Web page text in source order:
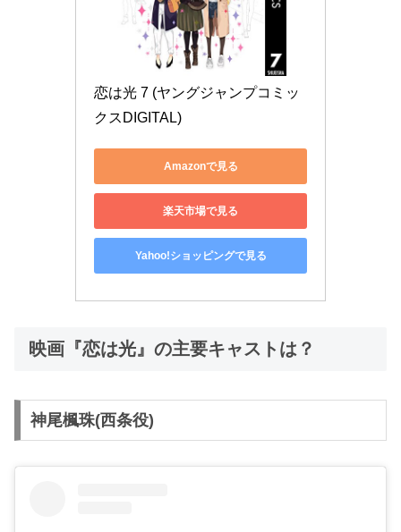
恋は光 7 (ヤングジャンプコミッ
クスDIGITAL)
Amazonで見る
楽天市場で見る
Yahoo!ショッピングで見る
映画『恋は光』の主要キャストは？
神尾楓珠(西条役)